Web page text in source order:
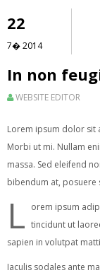
22
7�2014
In non
WEBSITE EDITOR
Lorem ipsum dolor sit
Morbi ut mi. Nullam
massa. Sed eleifend
bibendum at, posuere
L orem ipsum
tincidunt ut
sapien in volutpat
Iaculis sodales ante